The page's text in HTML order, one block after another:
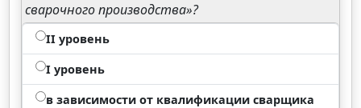
сварочного производства»?
II уровень
I уровень
в зависимости от квалификации сварщика